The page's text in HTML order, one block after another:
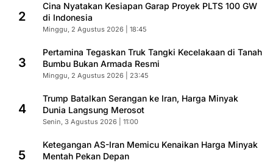
2
Cina Nyatakan Kesiapan Garap Proyek PLTS 100 GW
di Indonesia
Minggu, 2 Agustus 2026 | 18:45
3
Pertamina Tegaskan Truk Tangki Kecelakaan di Tanah
Bumbu Bukan Armada Resmi
Minggu, 2 Agustus 2026 | 23:45
4
Trump Batalkan Serangan ke Iran, Harga Minyak
Dunia Langsung Merosot
Senin, 3 Agustus 2026 | 11:00
5
Ketegangan AS-Iran Memicu Kenaikan Harga Minyak
Mentah Pekan Depan